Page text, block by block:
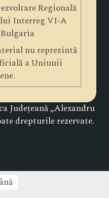
Regională
Interreg VI-A
nu reprezintă
a Uniunii
Județeană „Alexandru
drepturile rezervate.